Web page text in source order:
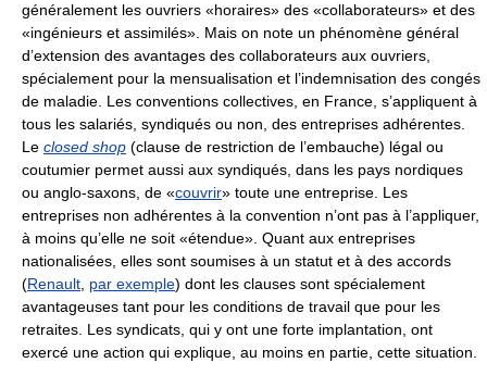
généralement les ouvriers «horaires» des «collaborateurs» et des
«ingénieurs et assimilés». Mais on note un phénomène général
d’extension des avantages des collaborateurs aux ouvriers,
spécialement pour la mensualisation et l’indemnisation des congés
de maladie. Les conventions collectives, en France, s’appliquent à
tous les salariés, syndiqués ou non, des entreprises adhérentes.
Le closed shop (clause de restriction de l’embauche) légal ou
coutumier permet aussi aux syndiqués, dans les pays nordiques
ou anglo-saxons, de «couvrir» toute une entreprise. Les
entreprises non adhérentes à la convention n’ont pas à l’appliquer,
à moins qu’elle ne soit «étendue». Quant aux entreprises
nationalisées, elles sont soumises à un statut et à des accords
(Renault par exemple) dont les clauses sont spécialement
avantageuses tant pour les conditions de travail que pour les
retraites. Les syndicats, qui y ont une forte implantation, ont
exercé une action qui explique, au moins en partie, cette situation.